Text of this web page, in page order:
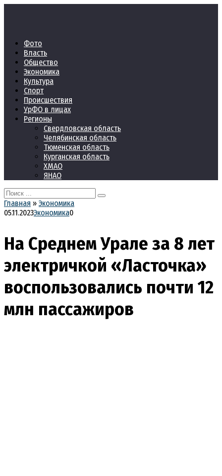
Фото
Власть
Общество
Экономика
Культура
Спорт
Происшествия
УрФО в лицах
Регионы
Свердловская область
Челябинская область
Тюменская область
Курганская область
ХМАО
ЯНАО
Search
for:
Главная » Экономика
05.11.2023Экономика0
На Среднем Урале за 8 лет
электричкой «Ласточка»
воспользовались почти 12
млн пассажиров